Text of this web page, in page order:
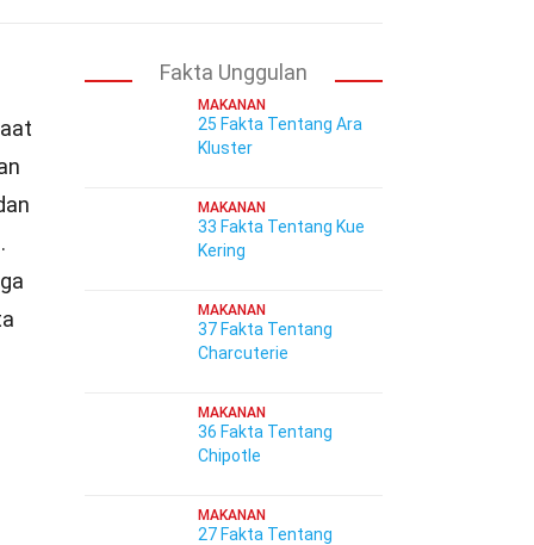
Fakta Unggulan
MAKANAN
25 Fakta Tentang Ara
Kluster
MAKANAN
33 Fakta Tentang Kue
Kering
MAKANAN
37 Fakta Tentang
Charcuterie
MAKANAN
36 Fakta Tentang
Chipotle
MAKANAN
27 Fakta Tentang